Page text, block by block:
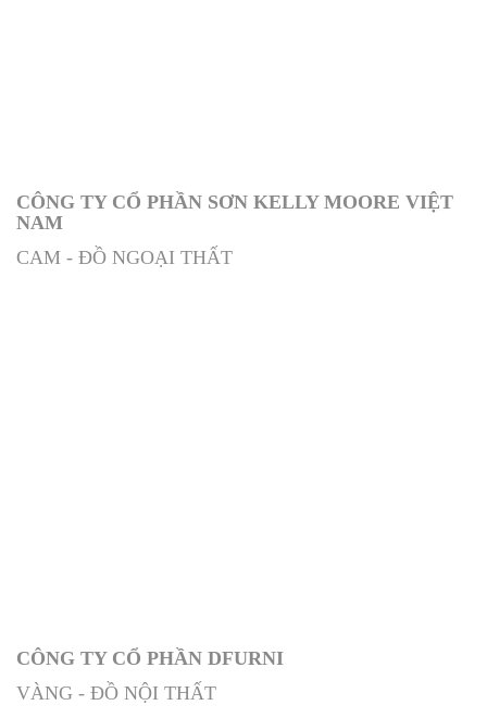
CÔNG TY CỔ PHẦN SƠN KELLY MOORE VIỆT
NAM
CAM - ĐỒ NGOẠI THẤT
CÔNG TY CỔ PHẦN DFURNI
VÀNG - ĐỒ NỘI THẤT